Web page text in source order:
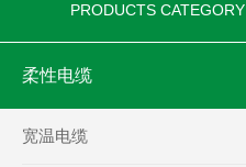
PRODUCTS CATEGORY
柔性电缆
宽温电缆